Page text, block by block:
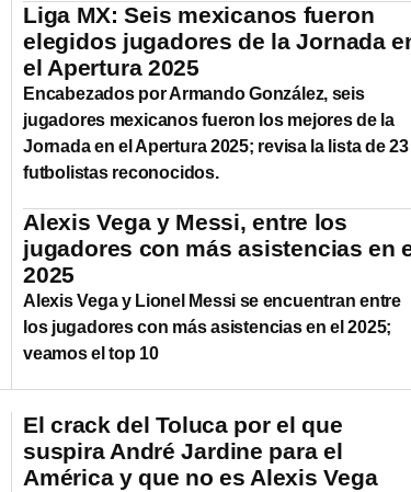
Liga MX: Seis mexicanos fueron
elegidos jugadores de la Jornada
el Apertura 2025
Encabezados por Armando González, seis
jugadores mexicanos fueron los mejores de la
Jornada en el Apertura 2025; revisa la lista de 23
futbolistas reconocidos.
Alexis Vega y Messi, entre los
jugadores con más asistencias en
2025
Alexis Vega y Lionel Messi se encuentran entre
los jugadores con más asistencias en el 2025;
veamos el top 10
El crack del Toluca por el que
suspira André Jardine para el
América y que no es Alexis Vega